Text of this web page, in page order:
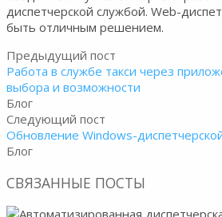
диспетчерской службой. Web-
быть отличным решением.
Предыдущий пост
Работа в службе такси через
выбора и возможности
Блог
Следующий пост
Обновление Windows-
Блог
СВЯЗАННЫЕ ПОСТЫ